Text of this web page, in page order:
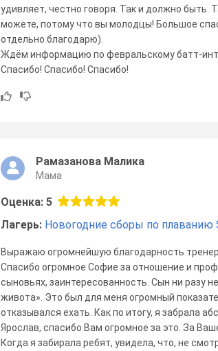
удивляет, честно говоря. Так и должно быть.
можете, потому что вы молодцы! Большое
отдельно благодарю).
Ждём информацию по февральскому батт-
Спасибо! Спасибо! Спасибо!
Рамазанова Малика
Мама
Оценка: 5
Лагерь: Новогодние сборы по плаванию
Выражаю огромнейшую благодарность
Спасибо огромное Софие за отношение и
сыновьях, заинтересованность. Сын ни разу
живота». Это был для меня огромный
отказывался ехать. Как по итогу, я забрала
Ярослав, спасибо Вам огромное за это. За
Когда я забирала ребят, увидела, что, не